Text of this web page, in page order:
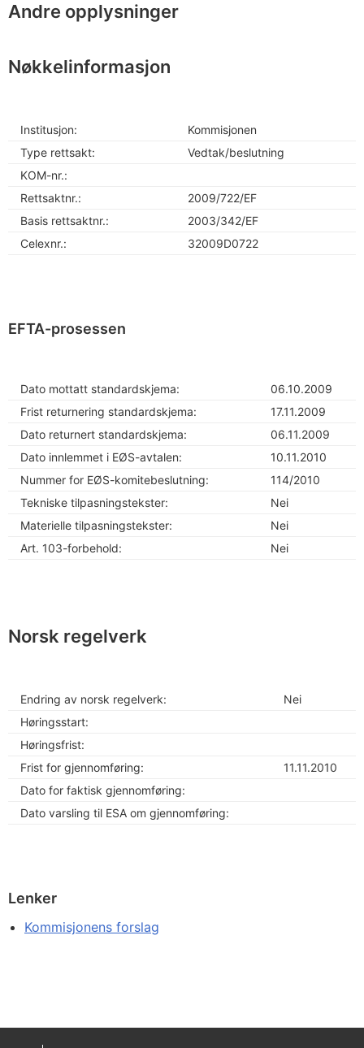
Andre opplysninger
Nøkkelinformasjon
Institusjon:
Kommisjonen
Type rettsakt:
Vedtak/beslutning
KOM-nr.:
Rettsaktnr.:
2009/722/EF
Basis rettsaktnr.:
2003/342/EF
Celexnr.:
32009D0722
EFTA-prosessen
Dato mottatt standardskjema:
06.10.2009
Frist returnering standardskjema:
17.11.2009
Dato returnert standardskjema:
06.11.2009
Dato innlemmet i EØS-avtalen:
10.11.2010
Nummer for EØS-komitebeslutning:
114/2010
Tekniske tilpasningstekster:
Nei
Materielle tilpasningstekster:
Nei
Art. 103-forbehold:
Nei
Norsk regelverk
Endring av norsk regelverk:
Nei
Høringsstart:
Høringsfrist:
Frist for gjennomføring:
11.11.2010
Dato for faktisk gjennomføring:
Dato varsling til ESA om gjennomføring:
Lenker
Kommisjonens forslag